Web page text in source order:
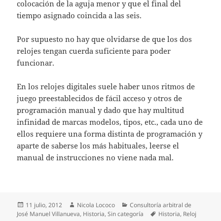
colocación de la aguja menor y que el final del
tiempo asignado coincida a las seis.
Por supuesto no hay que olvidarse de que los dos
relojes tengan cuerda suficiente para poder
funcionar.
En los relojes digitales suele haber unos ritmos de
juego preestablecidos de fácil acceso y otros de
programación manual y dado que hay multitud
infinidad de marcas modelos, tipos, etc., cada uno de
ellos requiere una forma distinta de programación y
aparte de saberse los más habituales, leerse el
manual de instrucciones no viene nada mal.
Publicado
el
11 julio, 2012 Autor
Nicola Lococo Categorías
Consultoría arbitral de
José Manuel Villanueva, Historia,Sin categoría Etiquetas
Historia, Reloj